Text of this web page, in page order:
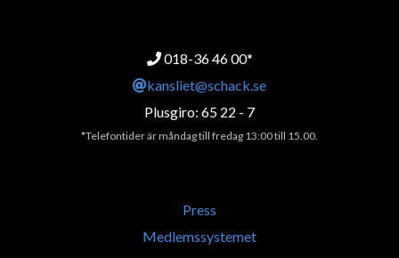
018-36 46 00*
kansliet@schack.se
Plusgiro: 65 22 - 7
*Telefontider är måndag till fredag 13:00 till 15.00.
Press
Medlemssystemet